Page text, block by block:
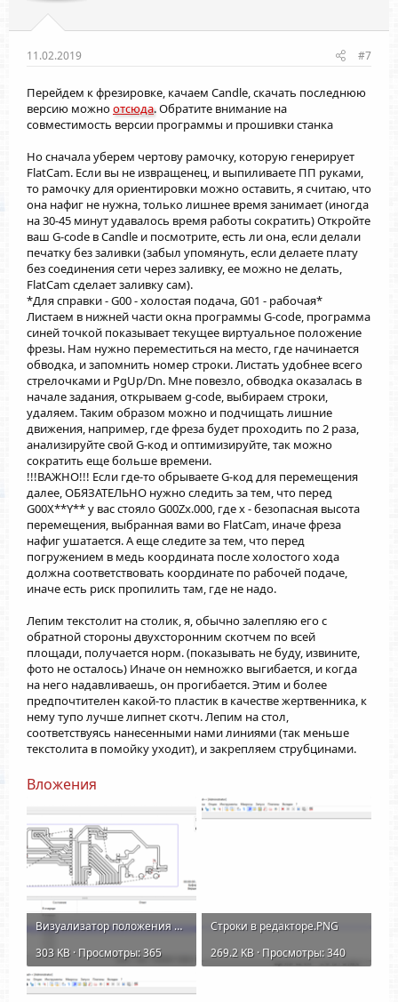
11.02.2019 #7
Перейдем к фрезировке, качаем Candle, скачать последнюю
версию можноотсюда. Обратите внимание на
совместимость версии программы и прошивки станка
Но сначала уберем чертову рамочку, которую генерирует
FlatCam. Если вы не извращенец, и выпиливаете ПП руками,
то рамочку для ориентировки можно оставить, я считаю, что
она нафиг не нужна, только лишнее время занимает (иногда
на 30-45 минут удавалось время работы сократить) Откройте
ваш G-code в Candle и посмотрите, есть ли она, если делали
печатку без заливки (забыл упомянуть, если делаете плату
без соединения сети через заливку, ее можно не делать,
FlatCam сделает заливку сам).
*Для справки - G00 - холостая подача, G01 - рабочая*
Листаем в нижней части окна программы G-code, программа
синей точкой показывает текущее виртуальное положение
фрезы. Нам нужно переместиться на место, где начинается
обводка, и запомнить номер строки. Листать удобнее всего
стрелочками и PgUp/Dn. Мне повезло, обводка оказалась в
начале задания, открываем g-code, выбираем строки,
удаляем. Таким образом можно и подчищать лишние
движения, например, где фреза будет проходить по 2 раза,
анализируйте свой G-код и оптимизируйте, так можно
сократить еще больше времени.
!!!ВАЖНО!!! Если где-то обрываете G-код для перемещения
далее, ОБЯЗАТЕЛЬНО нужно следить за тем, что перед
G00X**Y** у вас стояло G00Zx.000, где x - безопасная высота
перемещения, выбранная вами во FlatCam, иначе фреза
нафиг ушатается. А еще следите за тем, что перед
погружением в медь координата после холостого хода
должна соответствовать координате по рабочей подаче,
иначе есть риск пропилить там, где не надо.
Лепим текстолит на столик, я, обычно залепляю его с
обратной стороны двухсторонним скотчем по всей
площади, получается норм. (показывать не буду, извините,
фото не осталось) Иначе он немножко выгибается, и когда
на него надавливаешь, он прогибается. Этим и более
предпочтителен какой-то пластик в качестве жертвенника, к
нему тупо лучше липнет скотч. Лепим на стол,
соответствуясь нанесенными нами линиями (так меньше
текстолита в помойку уходит), и закрепляем струбцинами.
Вложения
Визуализатор положения фрезы.PNG
303 KB · Просмотры: 365
Строки в редакторе.PNG
269.2 KB · Просмотры: 340